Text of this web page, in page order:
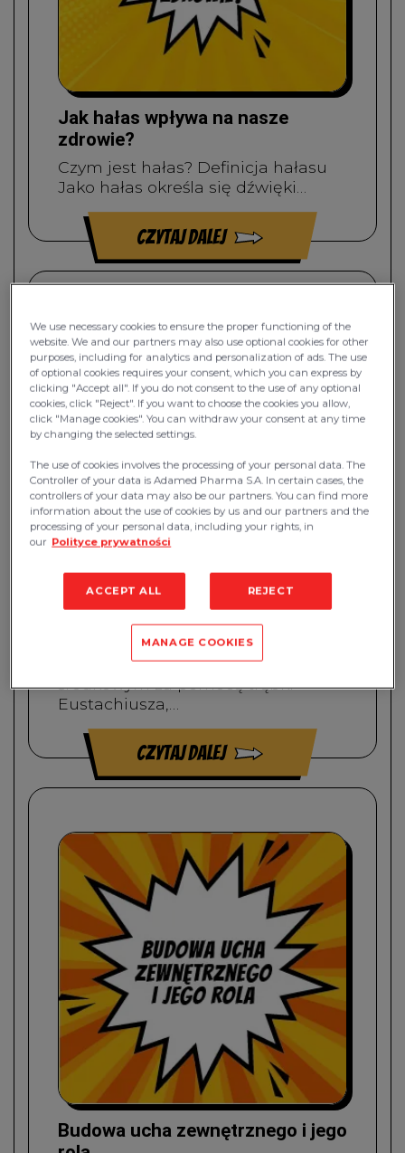
Jak hałas wpływa na nasze
zdrowie?
Czym jest hałas? Definicja hałasu
Jako hałas określa się dźwięki…
czytaj dalej
Trąbka Eustachiusza – rola trąbki
słuchowej
Nosogardło jest połączone z uchem
środkowym za pomocą trąbki
Eustachiusza,…
czytaj dalej
Budowa ucha zewnętrznego i jego
We use necessary cookies to ensure the proper functioning of the
website. We and our partners may also use optional cookies for other
purposes, including for analytics and personalization of ads. The use
of optional cookies requires your consent, which you can express by
clicking "Accept all". If you do not consent to the use of any optional
cookies, click "Reject". If you want to choose the cookies you allow,
click "Manage cookies". You can withdraw your consent at any time
by changing the selected settings.
The use of cookies involves the processing of your personal data. The
Controller of your data is Adamed Pharma S.A. In certain cases, the
controllers of your data may also be our partners. You can find more
information about the use of cookies by us and our partners and the
processing of your personal data, including your rights, in
our Polityce prywatności
ACCEPT ALL REJECT
MANAGE COOKIES